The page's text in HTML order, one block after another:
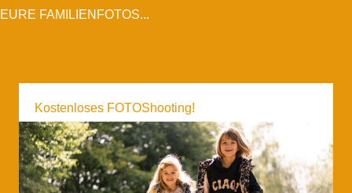
EURE FAMILIENFOTOS...
Kostenloses FOTOShooting!